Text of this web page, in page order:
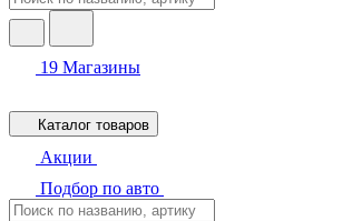
19 Магазины
Каталог товаров
Акции
Подбор по авто